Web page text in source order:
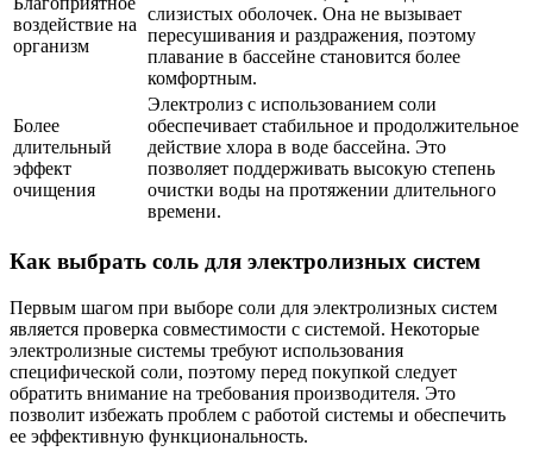
воздействие на
организм
слизистых оболочек. Она не вызывает
пересушивания и раздражения, поэтому
плавание в бассейне становится более
комфортным.
Более
длительный
эффект
очищения
Электролиз с использованием соли
обеспечивает стабильное и продолжительное
действие хлора в воде бассейна. Это
позволяет поддерживать высокую степень
очистки воды на протяжении длительного
времени.
Как выбрать соль для электролизных систем
Первым шагом при выборе соли для электролизных систем
является проверка совместимости с системой. Некоторые
электролизные системы требуют использования
специфической соли, поэтому перед покупкой следует
обратить внимание на требования производителя. Это
позволит избежать проблем с работой системы и обеспечить
ее эффективную функциональность.